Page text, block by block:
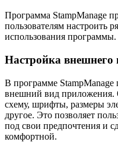
Программа StampManage
пользователям настроить
использования программы.
Настройка внешнего
В программе StampManage
внешний вид приложения.
схему, шрифты, размеры
другое. Это позволяет
под свои предпочтения и
комфортной.